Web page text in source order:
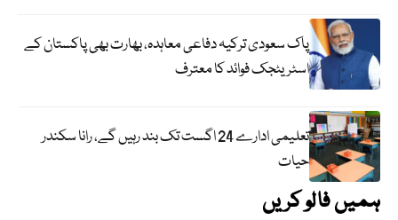
پاک سعودی ترکیہ دفاعی معاہدہ، بھارت بھی پاکستان کے
اسٹریٹجک فوائد کا معترف
تعلیمی ادارے 24 اگست تک بند رہیں گے، رانا سکندر
حیات
ہمیں فالو کریں